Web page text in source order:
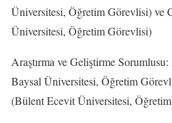
Üniversitesi, Öğretim Görevlisi)
Üniversitesi, Öğretim Görevlisi)
Araştırma ve Geliştirme
Baysal Üniversitesi, Öğretim
(Bülent Ecevit Üniversitesi,